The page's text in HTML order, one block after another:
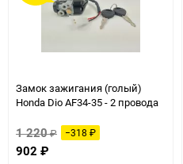
Замок зажигания (голый)
Honda Dio AF34-35 - 2 провода
1 220₽ −318 ₽
902 ₽